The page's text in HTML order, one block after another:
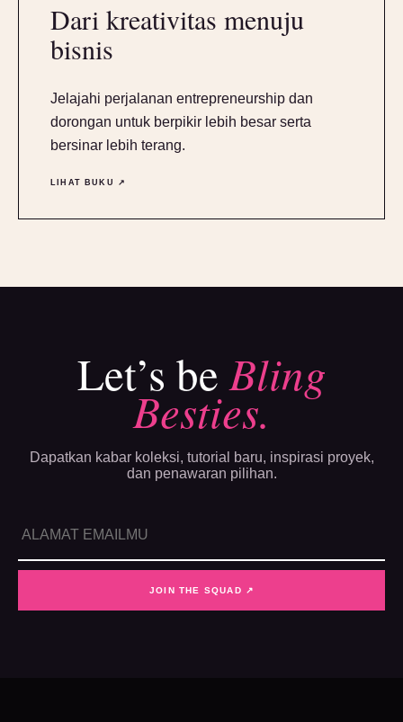
Dari kreativitas menuju
bisnis
Jelajahi perjalanan entrepreneurship dan
dorongan untuk berpikir lebih besar serta
bersinar lebih terang.
LIHAT BUKU ↗
Let’s beBling
Besties.
Dapatkan kabar koleksi, tutorial baru, inspirasi proyek,
dan penawaran pilihan.
JOIN THE SQUAD ↗